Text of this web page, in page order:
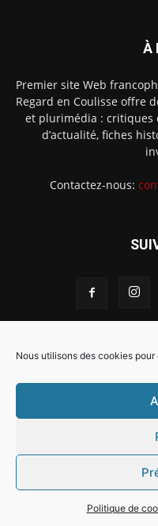
Nous utilisons des cookies
Politique de
À
Premier site Web
Regard en Coulisse offre
et plurimédia : critiques
d’actualité, fiches
Contactez-nous:
Intégration Ghislain